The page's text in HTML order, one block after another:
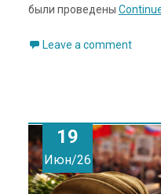
были проведены
Leave a comment
19
Июн/26